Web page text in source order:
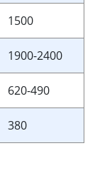
1500
1900-2400
620-490
380